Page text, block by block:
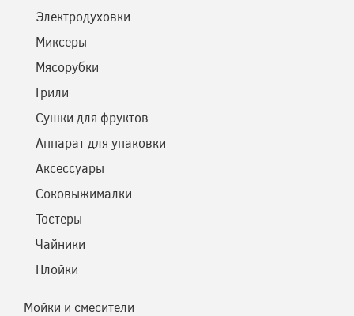
Электродуховки
Миксеры
Мясорубки
Грили
Сушки для фруктов
Аппарат для упаковки
Аксессуары
Соковыжималки
Тостеры
Чайники
Плойки
Мойки и смесители